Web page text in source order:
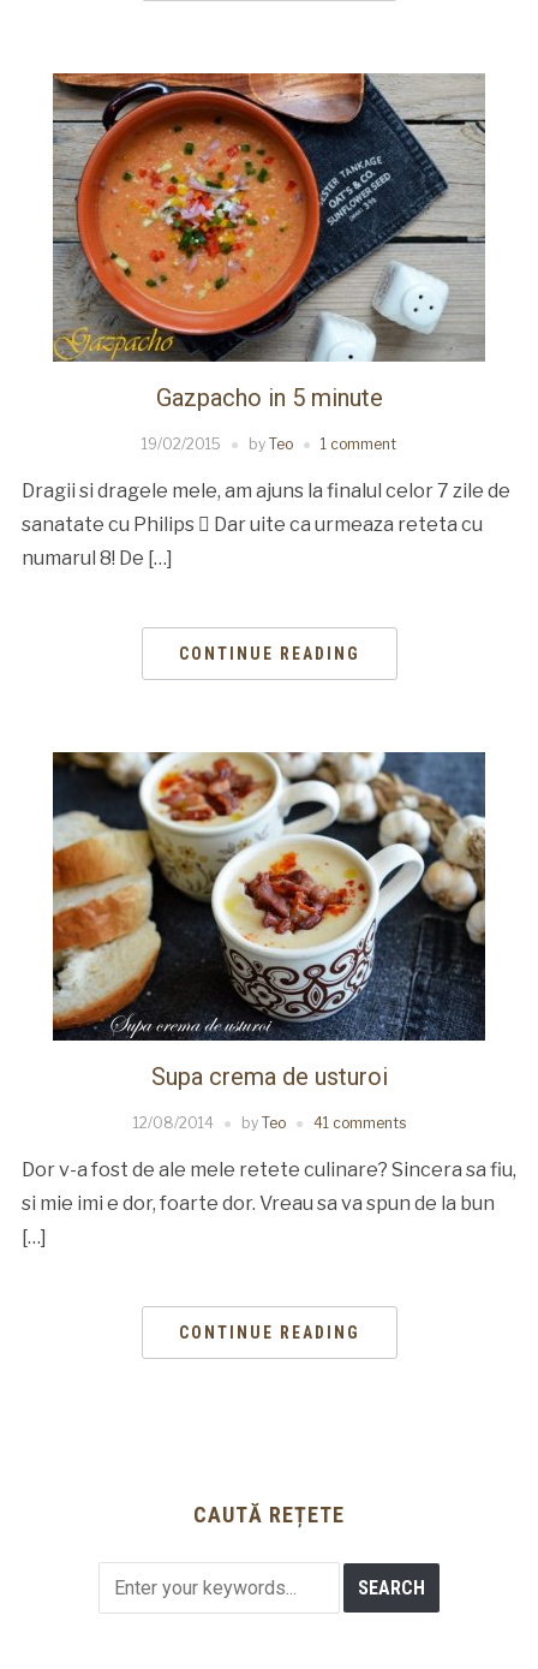
Gazpacho in 5 minute
19/02/2015 by Teo 1 comment
Dragii si dragele mele, am ajuns la finalul celor 7 zile de
sanatate cu Philips  Dar uite ca urmeaza reteta cu
numarul 8! De […]
CONTINUE READING
Supa crema de usturoi
12/08/2014 by Teo 41 comments
Dor v-a fost de ale mele retete culinare? Sincera sa fiu,
si mie imi e dor, foarte dor. Vreau sa va spun de la bun
[…]
CONTINUE READING
CAUTĂ REȚETE